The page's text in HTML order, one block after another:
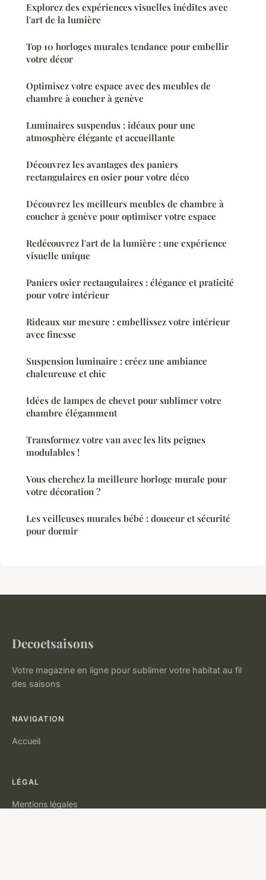
Explorez des expériences visuelles inédites avec
l'art de la lumière
Top 10 horloges murales tendance pour embellir
votre décor
Optimisez votre espace avec des meubles de
chambre à coucher à genève
Luminaires suspendus : idéaux pour une
atmosphère élégante et accueillante
Découvrez les avantages des paniers
rectangulaires en osier pour votre déco
Découvrez les meilleurs meubles de chambre à
coucher à genève pour optimiser votre espace
Redécouvrez l'art de la lumière : une expérience
visuelle unique
Paniers osier rectangulaires : élégance et praticité
pour votre intérieur
Rideaux sur mesure : embellissez votre intérieur
avec finesse
Suspension luminaire : créez une ambiance
chaleureuse et chic
Idées de lampes de chevet pour sublimer votre
chambre élégamment
Transformez votre van avec les lits peignes
modulables !
Vous cherchez la meilleure horloge murale pour
votre décoration ?
Les veilleuses murales bébé : douceur et sécurité
pour dormir
Decoetsaisons
Votre magazine en ligne pour sublimer votre habitat au fil
des saisons
NAVIGATION
Accueil
LÉGAL
Mentions légales